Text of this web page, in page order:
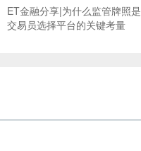
ET金融分享|为什么监管牌照是
交易员选择平台的关键考量